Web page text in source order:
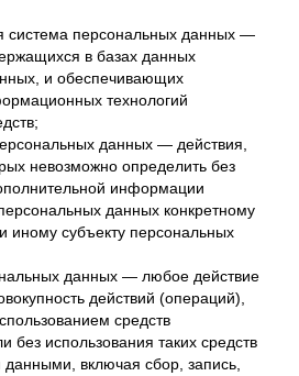
персональных данных —
в базах данных
и обеспечивающих
технологий
данных — действия,
невозможно определить без
информации
данных конкретному
иному субъекту персональных
данных — любое действие
действий (операций),
средств
без использования таких средств
включая сбор, запись,